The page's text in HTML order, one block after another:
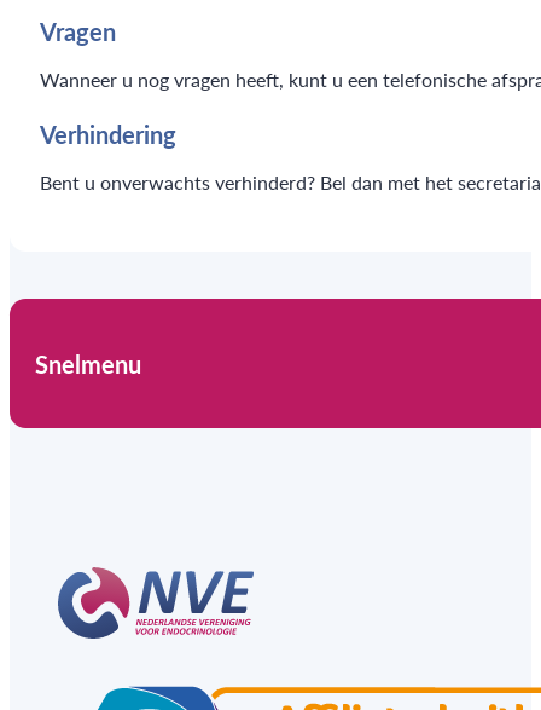
Vragen
Wanneer u nog vragen heeft, kunt u een telefonische
Verhindering
Bent u onverwachts verhinderd? Bel dan met het
Snelmenu